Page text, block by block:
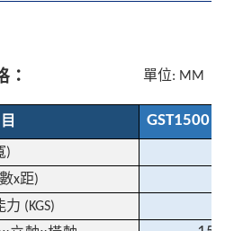
： 單位: MM
目 GST1500
)
數x距)
力 (KGS)